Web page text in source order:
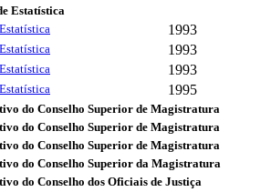
Estatística
1993
1993
1993
1995
do Conselho Superior de Magistratura
do Conselho Superior de Magistratura
do Conselho Superior de Magistratura
do Conselho Superior da Magistratura
do Conselho dos Oficiais de Justiça